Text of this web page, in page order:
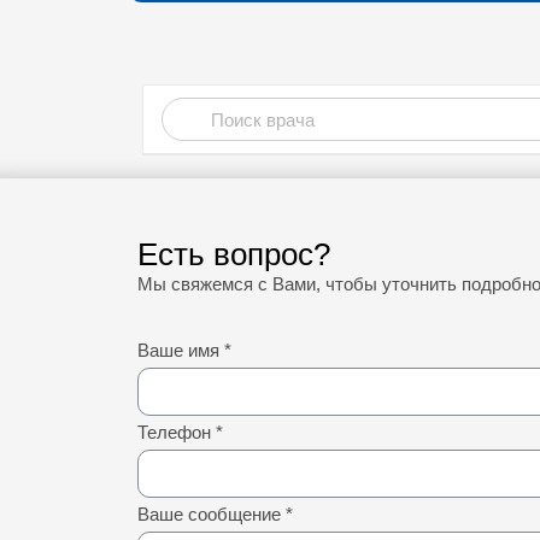
Есть вопрос?
Мы свяжемся с Вами, чтобы уточнить
Ваше имя *
Телефон *
Ваше сообщение *